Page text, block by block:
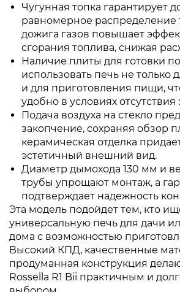
Чугунная топка гарантирует
равномерное распределение
дожига газов повышает
сгорания топлива, снижая
Наличие плиты для готовки
использовать печь не только
и для приготовления пищи,
удобно в условиях отсутствия
Подача воздуха на стекло
закопчение, сохраняя обзор
керамическая отделка
эстетичный внешний вид.
Диаметр дымохода 130 мм и
трубы упрощают монтаж, а
подтверждает надежность
Эта модель подойдет тем, кто
универсальную печь для дачи
дома с возможностью
Высокий КПД, качественные
продуманная конструкция
Rossella R1 Bii практичным и